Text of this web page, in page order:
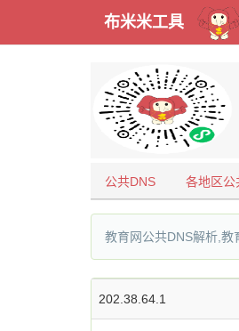
布米米工具
公共DNS 各地区公
教育网公共DNS解析,教
202.38.64.1